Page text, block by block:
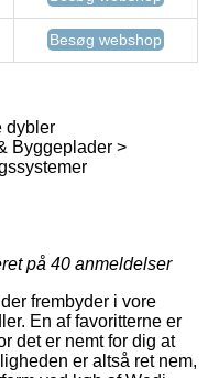
Besøg webshop
dybler
Byggeplader >
på 40 anmeldelser
frembyder i vore
En af favoritterne er
det er nemt for dig at
er altså ret nem,